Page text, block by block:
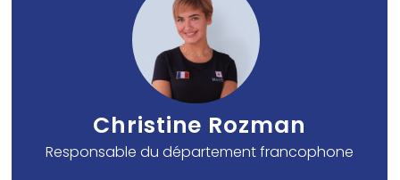
Christine Rozman
Responsable du département francophone